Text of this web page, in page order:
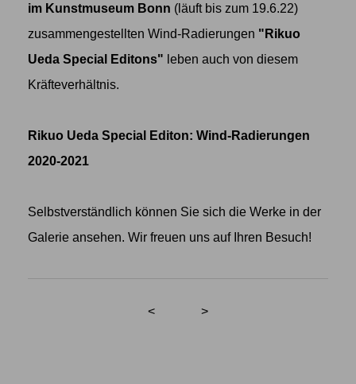
im Kunstmuseum Bonn (läuft bis zum 19.6.22)
zusammengestellten Wind-Radierungen "Rikuo
Ueda Special Editons" leben auch von diesem
Kräfteverhältnis.
Rikuo Ueda Special Editon: Wind-Radierungen
2020-2021
Selbstverständlich können Sie sich die Werke in der
Galerie ansehen. Wir freuen uns auf Ihren Besuch!
< >